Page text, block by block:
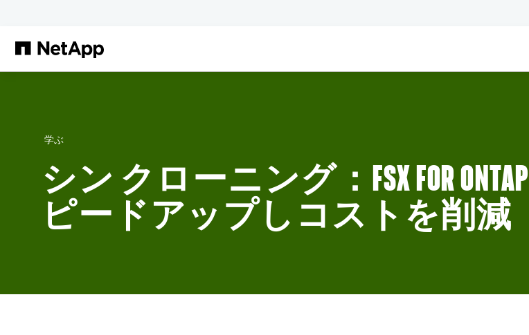
学ぶ
シン クローニング：FSX FOR
ピードアップしコストを削減